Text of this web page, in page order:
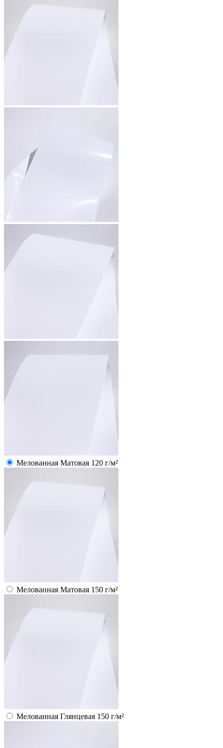
Мелованная Матовая 120 г/м²
Мелованная Матовая 150 г/м²
Мелованная Глянцевая 150 г/м²